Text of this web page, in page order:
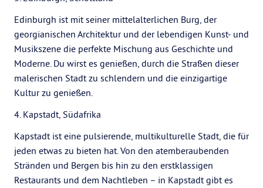
Edinburgh ist mit seiner mittelalterlichen Burg, der
georgianischen Architektur und der lebendigen Kunst- und
Musikszene die perfekte Mischung aus Geschichte und
Moderne. Du wirst es genießen, durch die Straßen dieser
malerischen Stadt zu schlendern und die einzigartige
Kultur zu genießen.
4. Kapstadt, Südafrika
Kapstadt ist eine pulsierende, multikulturelle Stadt, die für
jeden etwas zu bieten hat. Von den atemberaubenden
Stränden und Bergen bis hin zu den erstklassigen
Restaurants und dem Nachtleben – in Kapstadt gibt es